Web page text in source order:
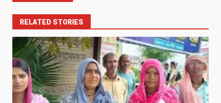
RELATED STORIES